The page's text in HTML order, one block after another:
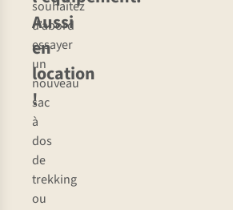
Aussi
en
location
!
souhaitez
d’abord
essayer
un
nouveau
sac
à
dos
de
trekking
ou